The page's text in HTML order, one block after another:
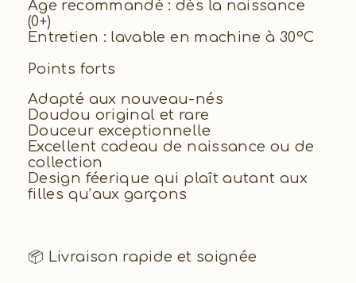
Âge recommandé : dès la naissance
(0+)
Entretien : lavable en machine à 30°C
Points forts
Adapté aux nouveau-nés
Doudou original et rare
Douceur exceptionnelle
Excellent cadeau de naissance ou de
collection
Design féerique qui plaît autant aux
filles qu’aux garçons
📦 Livraison rapide et soignée